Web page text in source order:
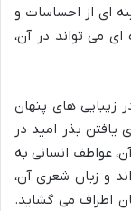
ای از احساسات و
ای می تواند در آن،
زیبایی های پنهان
یافتن بذر امید در
عواطف انسانی به
و زبان شعری آن،
اطراف می گشاید.